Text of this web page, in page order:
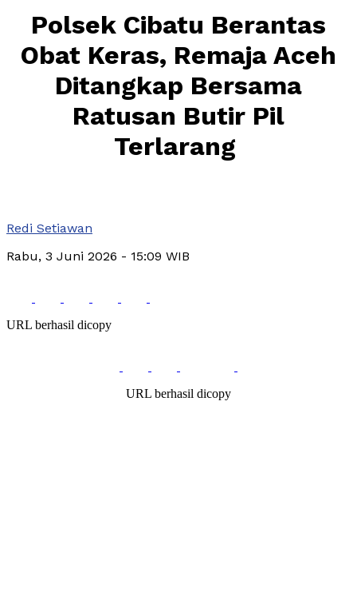
Polsek Cibatu Berantas
Obat Keras, Remaja Aceh
Ditangkap Bersama
Ratusan Butir Pil
Terlarang
Redi Setiawan
Rabu, 3 Juni 2026 - 15:09 WIB
URL berhasil dicopy
URL berhasil dicopy